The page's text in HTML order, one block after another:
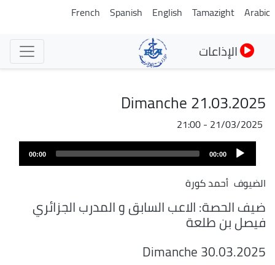
تجاوز
Arabic
Tamazight
English
Spanish
French
الإذاعات
Dimanche 21.03.2025
21/03/2025 - 21:00
Audio
Player
00:00
00:00
الضيوف أحمد كورة
ضيف الحصة: الاعب السابق و المدرب الجزائري
فيصل بن طلعة
Dimanche 30.03.2025